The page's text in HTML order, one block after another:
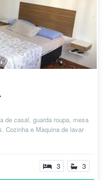
de casal, guarda roupa, mesa
Cozinha e Maquina de lavar
3 3